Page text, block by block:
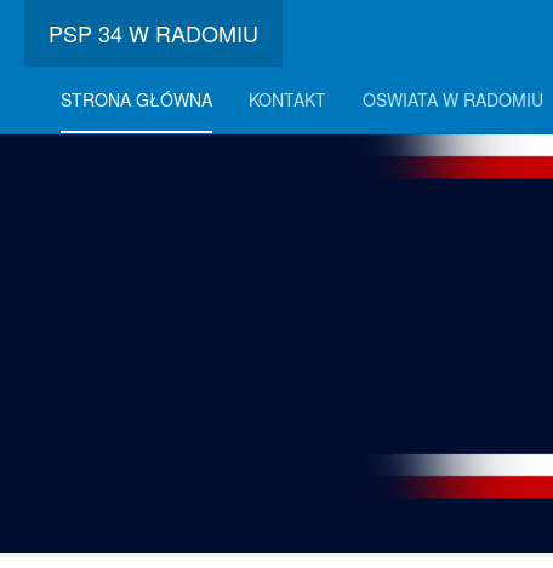
PSP 34 W RADOMIU
STRONA GŁÓWNA KONTAKT OSWIATA W RADOMIU